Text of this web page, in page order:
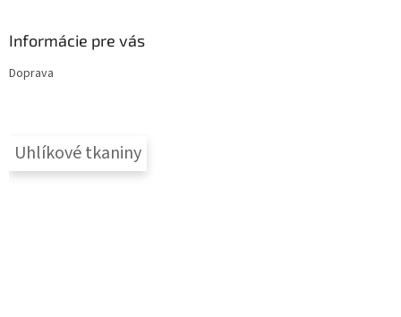
Informácie pre vás
Doprava
Uhlíkové tkaniny